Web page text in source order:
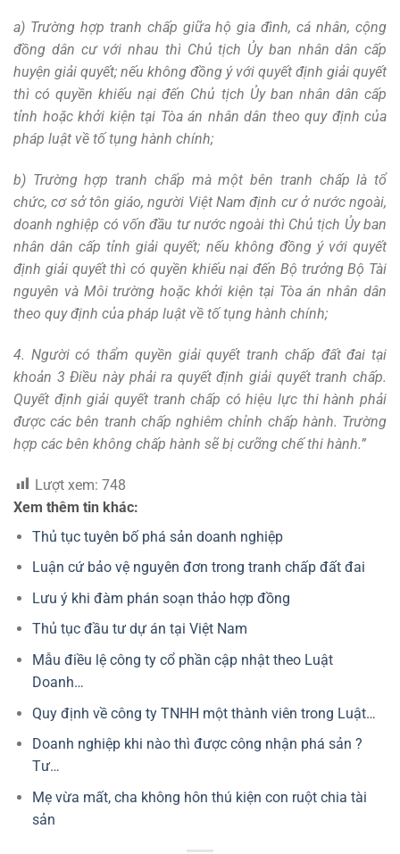
a) Trường hợp tranh chấp giữa hộ gia đình, cá nhân, cộng
đồng dân cư với nhau thì Chủ tịch Ủy ban nhân dân cấp
huyện giải quyết; nếu không đồng ý với quyết định giải quyết
thì có quyền khiếu nại đến Chủ tịch Ủy ban nhân dân cấp
tỉnh hoặc khởi kiện tại Tòa án nhân dân theo quy định của
pháp luật về tố tụng hành chính;
b) Trường hợp tranh chấp mà một bên tranh chấp là tổ
chức, cơ sở tôn giáo, người Việt Nam định cư ở nước ngoài,
doanh nghiệp có vốn đầu tư nước ngoài thì Chủ tịch Ủy ban
nhân dân cấp tỉnh giải quyết; nếu không đồng ý với quyết
định giải quyết thì có quyền khiếu nại đến Bộ trưởng Bộ Tài
nguyên và Môi trường hoặc khởi kiện tại Tòa án nhân dân
theo quy định của pháp luật về tố tụng hành chính;
4. Người có thẩm quyền giải quyết tranh chấp đất đai tại
khoản 3 Điều này phải ra quyết định giải quyết tranh chấp.
Quyết định giải quyết tranh chấp có hiệu lực thi hành phải
được các bên tranh chấp nghiêm chỉnh chấp hành. Trường
hợp các bên không chấp hành sẽ bị cưỡng chế thi hành.”
Lượt xem: 748
Xem thêm tin khác:
Thủ tục tuyên bố phá sản doanh nghiệp
Luận cứ bảo vệ nguyên đơn trong tranh chấp đất đai
Lưu ý khi đàm phán soạn thảo hợp đồng
Thủ tục đầu tư dự án tại Việt Nam
Mẫu điều lệ công ty cổ phần cập nhật theo Luật
Doanh…
Quy định về công ty TNHH một thành viên trong Luật…
Doanh nghiệp khi nào thì được công nhận phá sản ?
Tư…
Mẹ vừa mất, cha không hôn thú kiện con ruột chia tài
sản